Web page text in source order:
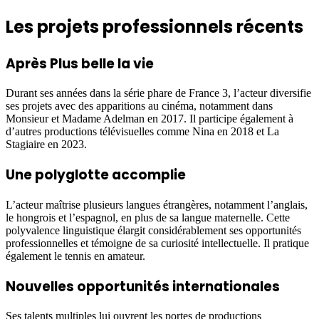
Les projets professionnels récents
Après Plus belle la vie
Durant ses années dans la série phare de France 3, l’acteur diversifie
ses projets avec des apparitions au cinéma, notamment dans
Monsieur et Madame Adelman en 2017. Il participe également à
d’autres productions télévisuelles comme Nina en 2018 et La
Stagiaire en 2023.
Une polyglotte accomplie
L’acteur maîtrise plusieurs langues étrangères, notamment l’anglais,
le hongrois et l’espagnol, en plus de sa langue maternelle. Cette
polyvalence linguistique élargit considérablement ses opportunités
professionnelles et témoigne de sa curiosité intellectuelle. Il pratique
également le tennis en amateur.
Nouvelles opportunités internationales
Ses talents multiples lui ouvrent les portes de productions